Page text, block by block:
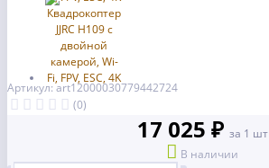
Артикул: art12000030779442724
(0)
17 025 ₽ за 1 шт
В наличии